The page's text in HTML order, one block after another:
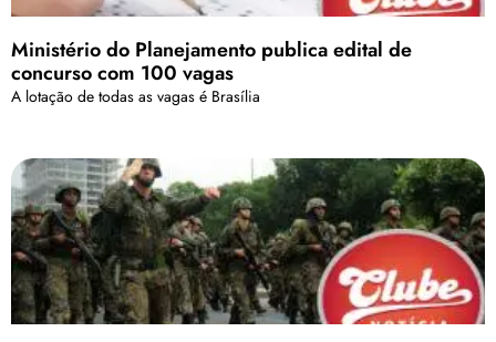
Ministério do Planejamento publica edital de
concurso com 100 vagas
A lotação de todas as vagas é Brasília